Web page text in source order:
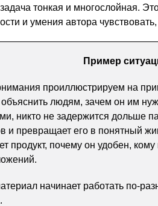
тонкая и многослойная.
и умения автора
Пример
проиллюстрируем на
объяснить людям, зачем он им
никто не задержится дольше
и превращает его в понятный
продукт, почему он удобен,
начинает работать по-